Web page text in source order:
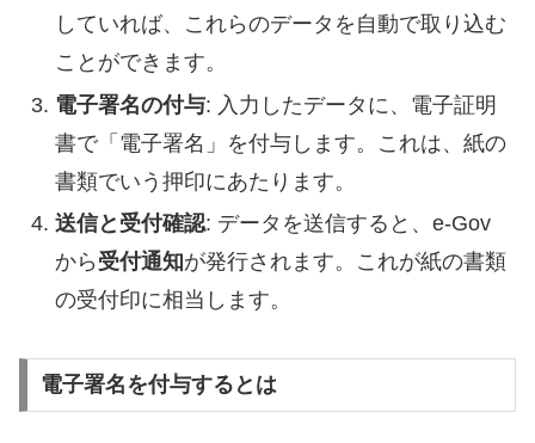
していれば、これらのデータを自動で取り込む
ことができます。
電子署名の付与: 入力したデータに、電子証明
書で「電子署名」を付与します。これは、紙の
書類でいう押印にあたります。
送信と受付確認: データを送信すると、e-Gov
から 受付通知が発行されます。これが紙の書類
の受付印に相当します。
電子署名を付与するとは